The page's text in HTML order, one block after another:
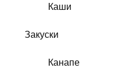
Каши
Закуски
Канапе